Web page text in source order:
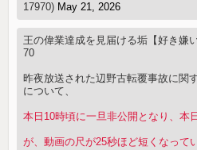
17970) May 21, 2026
王の偉業達成を見届ける垢【好き嫌
70
昨夜放送された辺野古転覆事故に関
について、
本日10時頃に一旦非公開となり、本
が、動画の尺が25秒ほど短くなって